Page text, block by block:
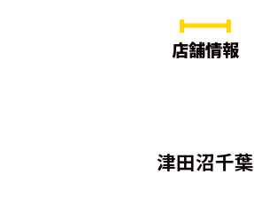
店舗情報
津田沼千葉